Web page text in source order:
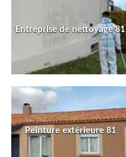
Entreprise de nettoyage 81
Peinture extérieure 81